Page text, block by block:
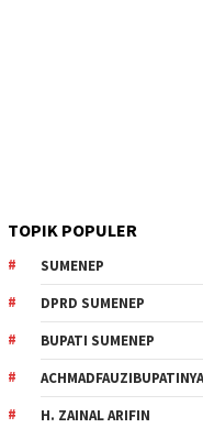
TOPIK POPULER
SUMENEP
DPRD SUMENEP
BUPATI SUMENEP
H. ZAINAL ARIFIN